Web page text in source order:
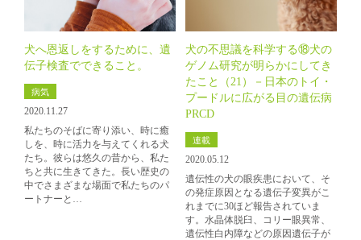
犬へ恩返しをするために、遺
伝子検査でできること。
病気
2020.11.27
私たちのそばに寄り添い、時に癒
しを、時に活力を与えてくれる犬
たち。彼らは悠久の昔から、私た
ちと共に生きてきた。長い歴史の
中でさまざまな場面で私たちのパ
ートナーと…
犬の不思議を科学する⑱犬の
ゲノム研究が明らかにしてき
たこと（21）－日本のトイ・
プードルに広がる目の遺伝病
PRCD
連載
2020.05.12
遺伝性の犬の眼疾患において、そ
の発症原因となる遺伝子変異がこ
れまでに30ほど報告されていま
す。水晶体脱臼、コリー眼異常、
遺伝性白内障などの原因遺伝子が